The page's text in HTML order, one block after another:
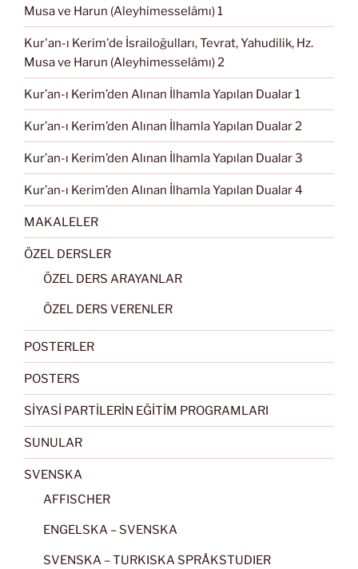
Musa ve Harun (Aleyhimesselâmı) 1
Kur'an-ı Kerim'de İsrailoğulları, Tevrat, Yahudilik, Hz.
Musa ve Harun (Aleyhimesselâmı) 2
Kur’an-ı Kerim’den Alınan İlhamla Yapılan Dualar 1
Kur’an-ı Kerim’den Alınan İlhamla Yapılan Dualar 2
Kur’an-ı Kerim’den Alınan İlhamla Yapılan Dualar 3
Kur’an-ı Kerim’den Alınan İlhamla Yapılan Dualar 4
MAKALELER
ÖZEL DERSLER
ÖZEL DERS ARAYANLAR
ÖZEL DERS VERENLER
POSTERLER
POSTERS
SİYASİ PARTİLERİN EĞİTİM PROGRAMLARI
SUNULAR
SVENSKA
AFFISCHER
ENGELSKA – SVENSKA
SVENSKA – TURKISKA SPRÅKSTUDIER